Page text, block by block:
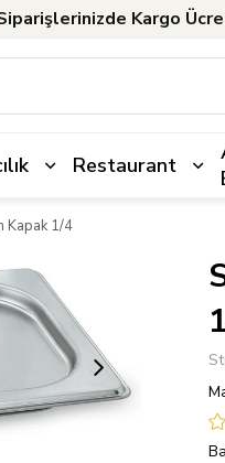
Kargo
Restaurant
Kapak 1/4